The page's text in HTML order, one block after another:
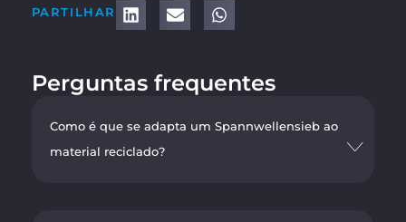
PARTILHAR
Perguntas frequentes
Como é que se adapta um Spannwellensieb ao
material reciclado?